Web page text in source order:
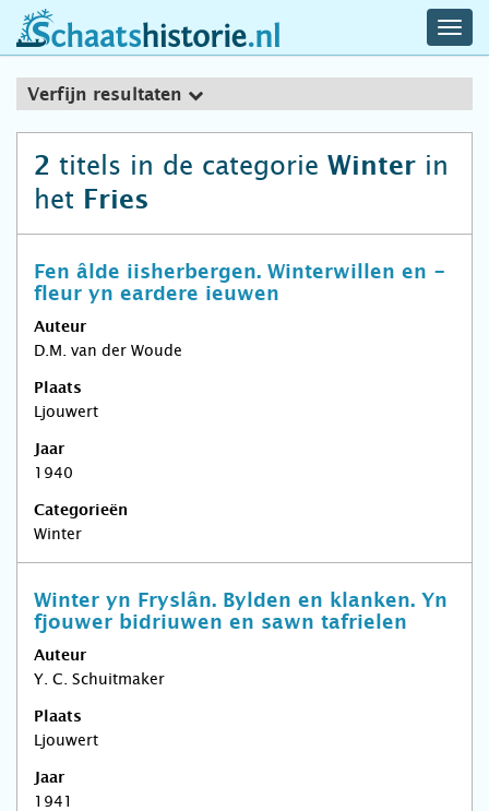
schaatshistorie.nl
Verfijn resultaten
2 titels in de categorie Winter in
het Fries
Fen âlde iisherbergen. Winterwillen en -
fleur yn eardere ieuwen
Auteur
D.M. van der Woude
Plaats
Ljouwert
Jaar
1940
Categorieën
Winter
Winter yn Fryslân. Bylden en klanken. Yn
fjouwer bidriuwen en sawn tafrielen
Auteur
Y. C. Schuitmaker
Plaats
Ljouwert
Jaar
1941